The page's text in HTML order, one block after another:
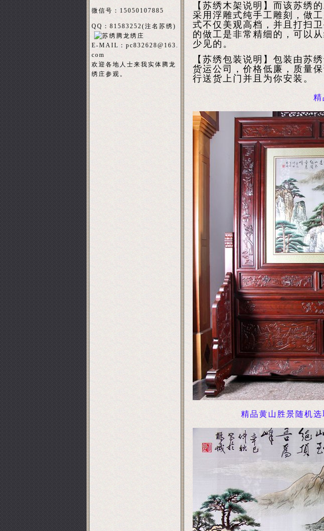
微信号：15050107885
QQ：81583252(注名 苏绣)
E-MAIL： pc832628@163.
com
欢迎各地人士来我实体腾龙
绣庄参观。
【苏绣木架说明】而该苏绣
采用浮雕式纯手工雕刻，做
式不仅美观高档，并且打扫
的做工是非常精细的，可以
少见的。
【苏绣包装说明】包装由苏
货运公司，价格低廉，质量
行送货上门并且为你安装。
精
精品黄山胜景随机